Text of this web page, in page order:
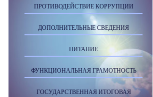
ПРОТИВОДЕЙСТВИЕ КОРРУПЦИИ
ДОПОЛНИТЕЛЬНЫЕ СВЕДЕНИЯ
ПИТАНИЕ
ФУНКЦИОНАЛЬНАЯ ГРАМОТНОСТЬ
ГОСУДАРСТВЕННАЯ ИТОГОВАЯ